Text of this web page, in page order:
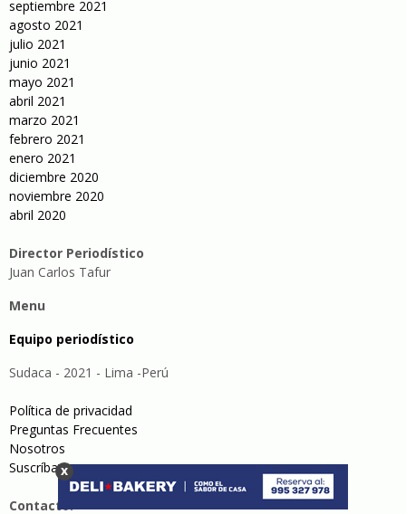
septiembre 2021
agosto 2021
julio 2021
junio 2021
mayo 2021
abril 2021
marzo 2021
febrero 2021
enero 2021
diciembre 2020
noviembre 2020
abril 2020
Director Periodístico
Juan Carlos Tafur
Menu
Equipo periodístico
Sudaca - 2021 - Lima -Perú
Política de privacidad
Preguntas Frecuentes
Nosotros
Suscríbase
Contacto:
x